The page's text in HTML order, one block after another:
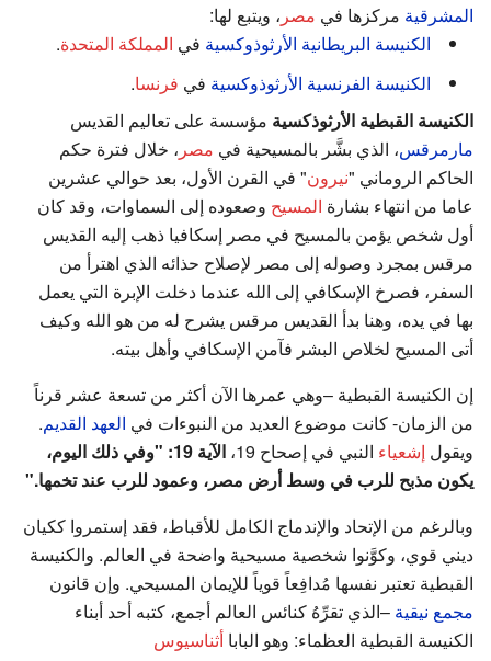
المشرقية مركزها في مصر ، ويتبع لها:
الكنيسة البريطانية الأرثوذوكسية في المملكة المتحدة.
الكنيسة الفرنسية الأرثوذوكسية في فرنسا.
الكنيسة القبطية الأرثوذكسية مؤسسة على تعاليم القديس
مارمرقس، الذي بشَّر بالمسيحية في مصر ، خلال فترة حكم
الحاكم الروماني "نيرون" في القرن الأول، بعد حوالي عشرين
عاما من انتهاء بشارة المسيح وصعوده إلى السماوات، وقد كان
أول شخص يؤمن بالمسيح في مصر إسكافيا ذهب إليه القديس
مرقس بمجرد وصوله إلى مصر لإصلاح حذائه الذي اهترأ من
السفر، فصرخ الإسكافي إلى الله عندما دخلت الإبرة التي يعمل
بها في يده، وهنا بدأ القديس مرقس يشرح له من هو الله وكيف
أتى المسيح لخلاص البشر فآمن الإسكافي وأهل بيته.
إن الكنيسة القبطية –وهي عمرها الآن أكثر من تسعة عشر قرناً
من الزمان- كانت موضوع العديد من النبوءات في العهد القديم.
ويقول إشعياء النبي في إصحاح 19،
الآية 19: "وفي ذلك اليوم،
يكون مذبح للرب في وسط أرض مصر، وعمود للرب عند تخمها."
وبالرغم من الإتحاد والإندماج الكامل للأقباط، فقد إستمروا ككيان
ديني قوي، وكوَّنوا شخصية مسيحية واضحة في العالم. والكنيسة
القبطية تعتبر نفسها مُدافِعاً قوياً للإيمان المسيحي. وإن قانون
مجمع نيقية –الذي تقرِّهُ كنائس العالم أجمع، كتبه أحد أبناء
الكنيسة القبطية العظماء: وهو البابا أثناسيوس